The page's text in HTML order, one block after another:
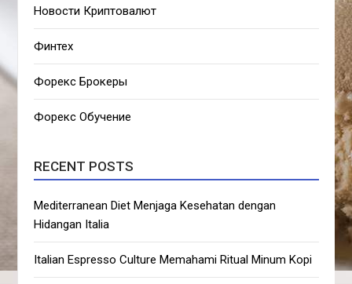
Новости Криптовалют
Финтех
Форекс Брокеры
Форекс Обучение
RECENT POSTS
Mediterranean Diet Menjaga Kesehatan dengan
Hidangan Italia
Italian Espresso Culture Memahami Ritual Minum Kopi